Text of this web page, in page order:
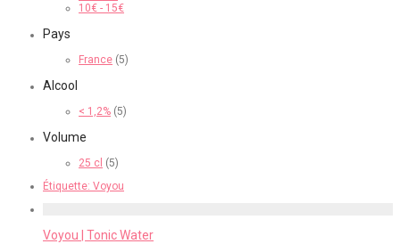
10€ - 15€
Pays
France (5)
Alcool
< 1,2% (5)
Volume
25 cl (5)
Étiquette: Voyou
Voyou | Tonic Water